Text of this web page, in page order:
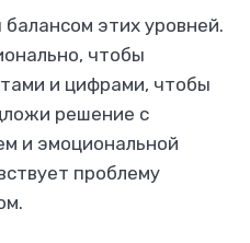
этих уровней.
чтобы
и цифрами, чтобы
решение с
и эмоциональной
проблему